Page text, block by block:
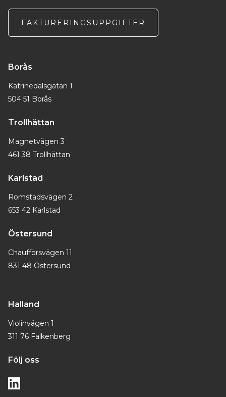
FAKTURERINGSUPPGIFTER
Borås
Katrinedalsgatan 1
504 51 Borås
Trollhättan
Magnetvägen 3
461 38 Trollhättan
Karlstad
Romstadsvägen 2
653 42 Karlstad
Östersund
Chaufförsvägen 11
831 48 Östersund
Halland
Violinvägen 1
311 76 Falkenberg
Följ oss